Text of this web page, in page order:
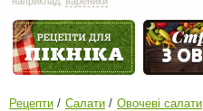
Рецепти Салати
Овочеві салати